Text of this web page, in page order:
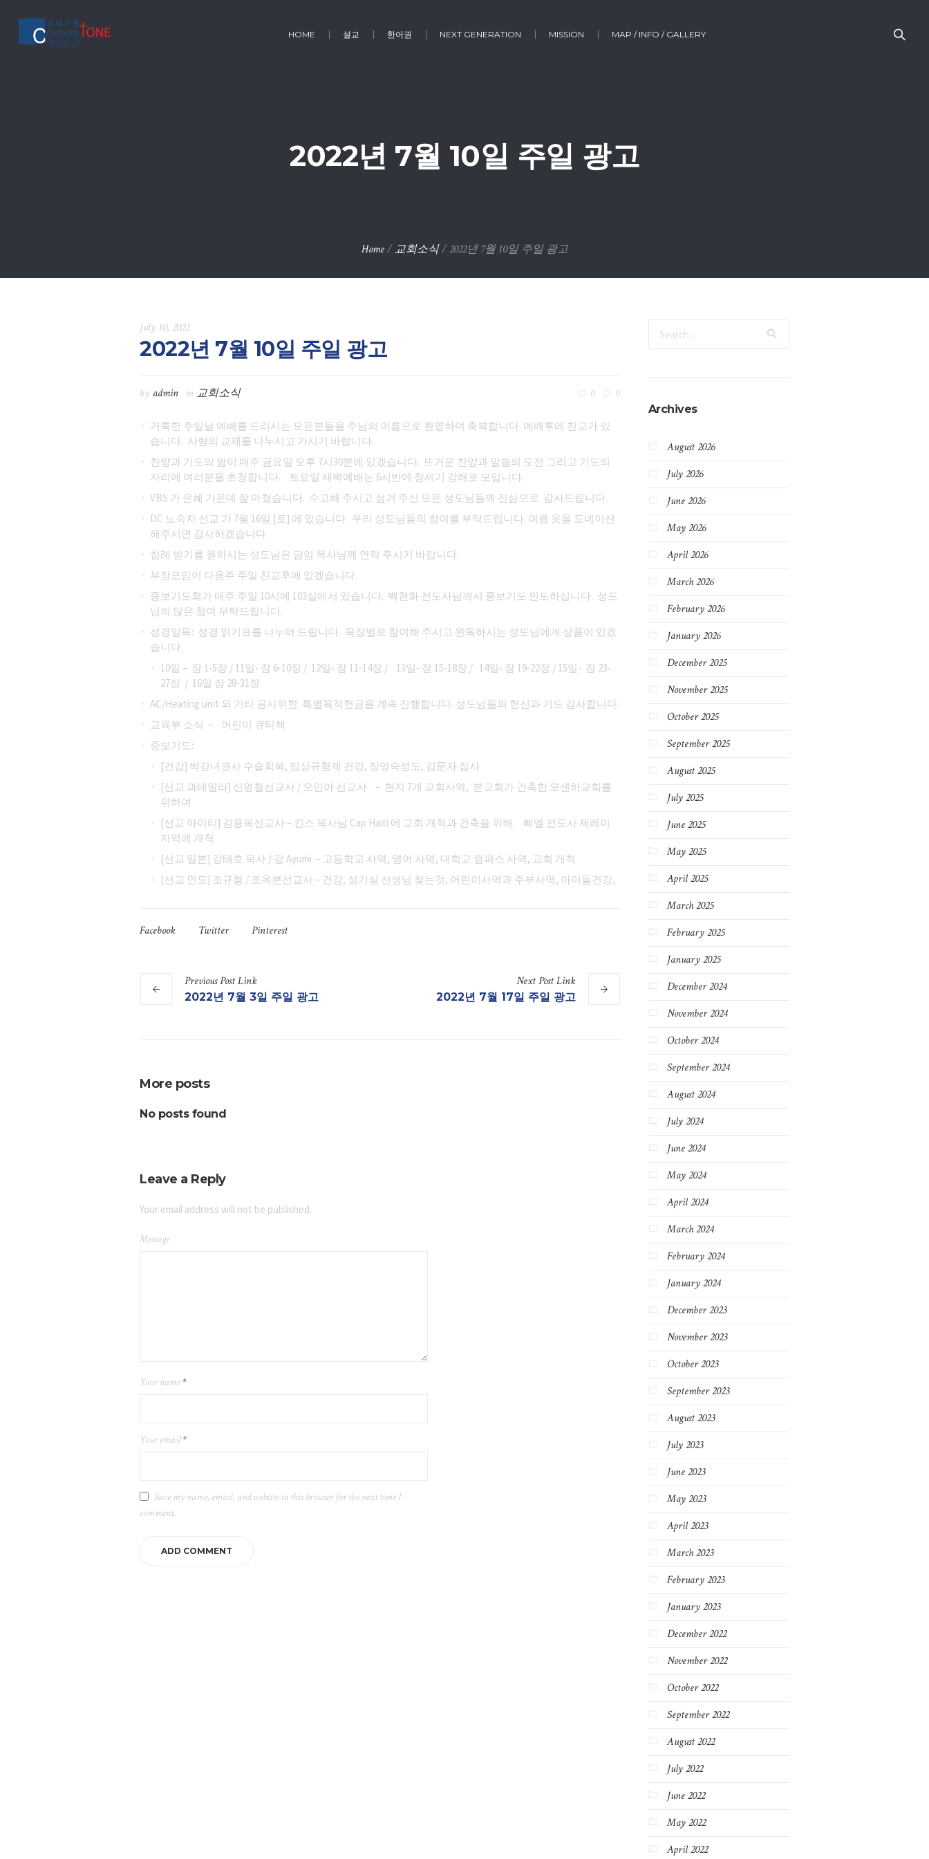
HOME 설교 한어권 NEXT GENERATION MISSION MAP / INFO / GALLERY
2022년 7월 10일 주일 광고
Home / 교회소식 /2022년 7월 10일 주일 광고
July 10, 2022
2022년 7월 10일 주일 광고
by admin in 교회소식 0 0
거룩한 주일날 예배를 드리시는 모든분들을 주님의 이름으로 환영하며 축복합니다. 예배후에 친교가 있
습니다. 사랑의 교제를 나누시고 가시기 바랍니다.
찬양과 기도의 밤이 매주 금요일 오후 7시30분에 있겠습니다. 뜨거운 찬양과 말씀의 도전 그리고 기도의
자리에 여러분을 초청합니다. 토요일 새벽예배는 6시반에 창세기 강해로 모입니다.
VBS 가 은혜 가운데 잘 마쳤습니다. 수고해 주시고 섬겨 주신 모든 성도님들께 진심으로 감사드립니다.
DC 노숙자 선교 가 7월 16일 [토] 에 있습니다. 우리 성도님들의 참여를 부탁드립니다. 여름 옷을 도네이션
해주시면 감사하겠습니다.
침례 받기를 원하시는 성도님은 담임 목사님께 연락 주시기 바랍니다.
부장모임이 다음주 주일 친교후에 있겠습니다.
중보기도회가 매주 주일 10시에 103실에서 있습니다. 백현화 전도사님께서 중보기도 인도하십니다. 성도
님의 많은 참여 부탁드립니다.
성경일독: 성경 읽기표를 나누어 드립니다. 목장별로 참여해 주시고 완독하시는 성도님에게 상품이 있겠
습니다.
10일 – 잠 1-5장 / 11일- 잠 6-10장 / 12일- 잠 11-14장 / 13일- 잠 15-18장 / 14일- 잠 19-22장 / 15일- 잠 23-
27장 / 16일 잠 28-31장
AC/Heating unit 외 기타 공사위한 특별목적헌금을 계속 진행합니다. 성도님들의 헌신과 기도 감사합니다.
교육부 소식 – 어린이 큐티책
중보기도:
[건강] 박강녀권사 수술회복, 임상규형제 건강, 장영숙성도, 김문자 집사
[선교 과테말라] 신영철선교사 / 오민아 선교사 – 현지 7개 교회사역, 본교회가 건축한 모센하교회를
위하여
[선교 아이티] 김용옥선교사 – 킨스 목사님 Cap Haiti 에 교회 개척과 건축을 위해. 삐엘 전도사 제레미
지역에 개척
[선교 일본] 강태호 목사 / 강 Ayumi – 고등학교 사역, 영어 사역, 대학교 캠퍼스 사역, 교회 개척
[선교 인도] 조규철 / 조옥분선교사 – 건강, 섬기실 선생님 찾는것, 어린이사역과 주부사역, 아이들건강,
Facebook Twitter Pinterest
PreviousPostLink
2022년 7월 3일 주일 광고
NextPostLink
2022년 7월 17일 주일 광고
More posts
No posts found
Leave a Reply
Your email address will not be published.
Message
Your name*
Your email*
Save my name, email, and website in this browser for the next time I
comment.
Archives
August 2026
July 2026
June 2026
May 2026
April 2026
March 2026
February 2026
January 2026
December 2025
November 2025
October 2025
September 2025
August 2025
July 2025
June 2025
May 2025
April 2025
March 2025
February 2025
January 2025
December 2024
November 2024
October 2024
September 2024
August 2024
July 2024
June 2024
May 2024
April 2024
March 2024
February 2024
January 2024
December 2023
November 2023
October 2023
September 2023
August 2023
July 2023
June 2023
May 2023
April 2023
March 2023
February 2023
January 2023
December 2022
November 2022
October 2022
September 2022
August 2022
July 2022
June 2022
May 2022
April 2022